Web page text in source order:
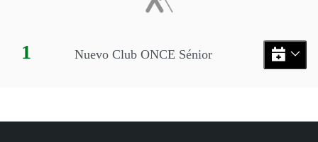
Día:
1 Nuevo Club ONCE Sénior